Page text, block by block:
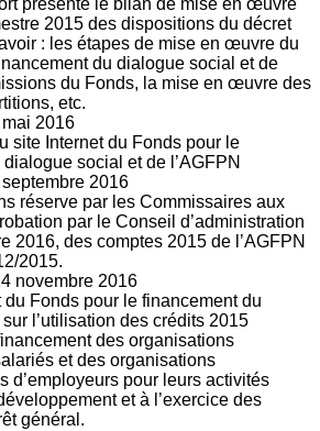
présente le bilan de mise en œuvre
2015 des dispositions du décret
: les étapes de mise en œuvre du
du dialogue social et de
du Fonds, la mise en œuvre des
etc.
mai 2016
site Internet du Fonds pour le
social et de l’AGFPN
septembre 2016
réserve par les Commissaires aux
par le Conseil d’administration
2016, des comptes 2015 de l’AGFPN
2015.
novembre 2016
du Fonds pour le financement du
l’utilisation des crédits 2015
des organisations
et des organisations
d’employeurs pour leurs activités
et à l’exercice des
général.